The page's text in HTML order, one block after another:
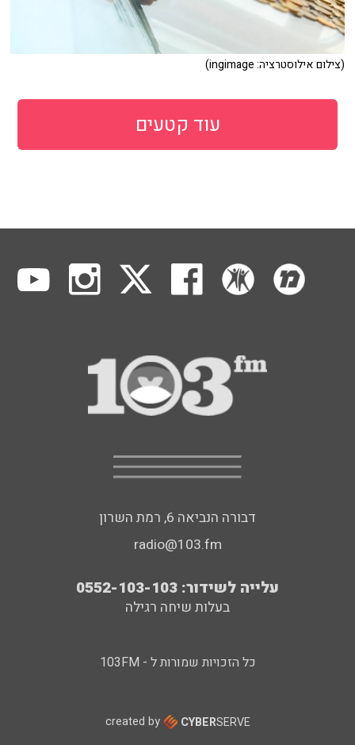
(צילום אילוסטרציה: ingimage)
עוד קטעים
דבורה הנביאה 6, רמת השרון
radio@103.fm
עלייה לשידור: 0552-103-103
בעלות שיחה רגילה
כל הזכויות שמורות ל - 103FM
created by CYBERSERVE